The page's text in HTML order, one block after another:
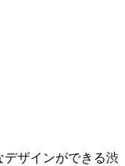
デザインができる渋